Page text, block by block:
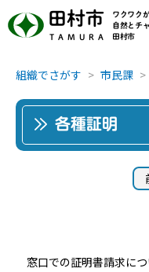
田村市
TAMURA
ワクワク
自然とチ
田村市
組織でさがす 市民課
各種証明
窓口での証明書請求に